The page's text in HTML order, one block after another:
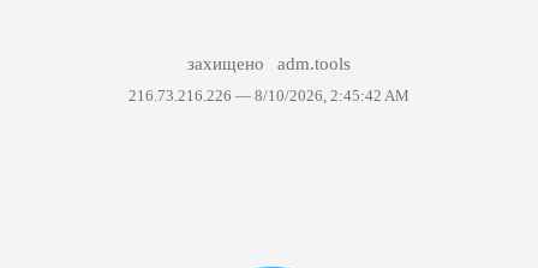
захищено adm.tools
216.73.216.226 — 8/10/2026, 2:45:42 AM